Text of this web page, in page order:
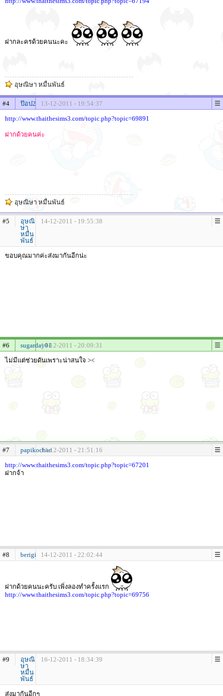
ฝากละครด้วยคนนะคะ
อุษณิษา หมื่นพันธ์
#4 ป๊อป2
13-12-2011 - 19:54:37
http://www.thaithesims3.com/topic.php?topic=69891
ฝากด้วยคนค่ะ
อุษณิษา หมื่นพันธ์
#5
อุษณิ
ษา
หมื่น
พันธ์
14-12-2011 - 19:55:38
ขอบคุณมากค่ะส่งมากันอีกน่ะ
#6 sugarday0114-12-2011 - 20:09:31
ไม่มีแต่ช่วยดันเพราะน่าสนใจ ><
#7 papikochan14-12-2011 - 21:51:16
http://www.thaithesims3.com/topic.php?topic=67201
ฝากจ้า
#8 berigi 14-12-2011 - 22:02:44
ฝากด้วยคนนะครับ เพิ่งลองทำครั้งแรก
http://www.thaithesims3.com/topic.php?topic=69756
#9
อุษณิ
ษา
หมื่น
พันธ์
16-12-2011 - 18:34:39
ส่งมากันอีกๆ